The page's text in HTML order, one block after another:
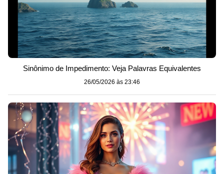
Sinônimo de Impedimento: Veja Palavras Equivalentes
26/05/2026 às 23:46